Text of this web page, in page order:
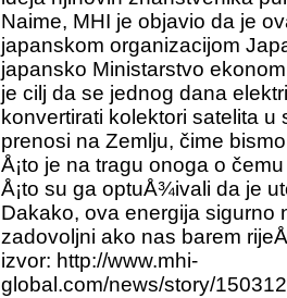
Naime, MHI je objavio da je
japanskom organizacijom
japansko Ministarstvo
je cilj da se jednog dana
konvertirati kolektori satelita
prenosi na Zemlju, čime
Å¡to je na tragu onoga o
Å¡to su ga optuÅ¾ivali da je
Dakako, ova energija sigurno
zadovoljni ako nas barem
izvor: http://www.mhi-
global.com/news/story/